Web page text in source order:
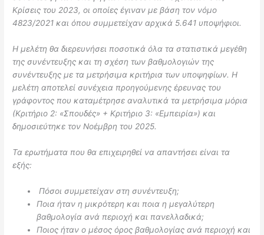
Κρίσεις του 2023, οι οποίες έγιναν με βάση τον νόμο
4823/2021 και όπου συμμετείχαν αρχικά 5.641 υποψήφιοι.
Η μελέτη θα διερευνήσει ποσοτικά όλα τα στατιστικά μεγέθη
της συνέντευξης και τη σχέση των βαθμολογιών της
συνέντευξης με τα μετρήσιμα κριτήρια των υποψηφίων. Η
μελέτη αποτελεί συνέχεια προηγούμενης έρευνας του
γράφοντος που καταμέτρησε αναλυτικά τα μετρήσιμα μόρια
(Κριτήριο 2: «Σπουδές» + Κριτήριο 3: «Εμπειρία») και
δημοσιεύτηκε τον Νοέμβρη του 2025.
Τα ερωτήματα που θα επιχειρηθεί να απαντήσει είναι τα
εξής:
Πόσοι συμμετείχαν στη συνέντευξη;
Ποια ήταν η μικρότερη και ποια η μεγαλύτερη
βαθμολογία ανά περιοχή και πανελλαδικά;
Ποιος ήταν ο μέσος όρος βαθμολογίας ανά περιοχή και